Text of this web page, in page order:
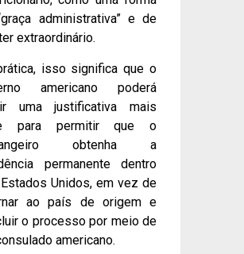
administrativa” e de
extraordinário.
isso significa que o
americano poderá
uma justificativa mais
para permitir que o
obtenha a
permanente dentro
Unidos, em vez de
ao país de origem e
o processo por meio de
americano.